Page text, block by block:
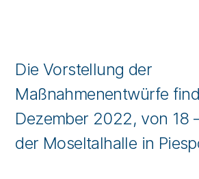
Die Vorstellung der
Maßnahmenentwürfe
Dezember 2022, von 18
der Moseltalhalle in